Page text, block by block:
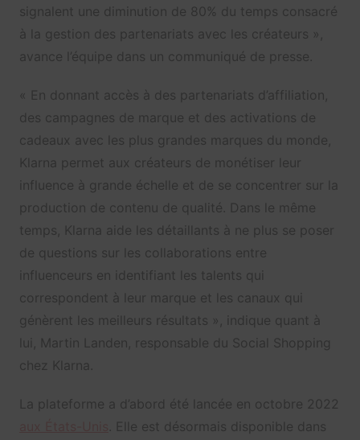
signalent une diminution de 80% du temps consacré
à la gestion des partenariats avec les créateurs »,
avance l’équipe dans un communiqué de presse.
« En donnant accès à des partenariats d’affiliation,
des campagnes de marque et des activations de
cadeaux avec les plus grandes marques du monde,
Klarna permet aux créateurs de monétiser leur
influence à grande échelle et de se concentrer sur la
production de contenu de qualité. Dans le même
temps, Klarna aide les détaillants à ne plus se poser
de questions sur les collaborations entre
influenceurs en identifiant les talents qui
correspondent à leur marque et les canaux qui
génèrent les meilleurs résultats », indique quant à
lui, Martin Landen, responsable du Social Shopping
chez Klarna.
La plateforme a d’abord été lancée en octobre 2022
. Elle est désormais disponible dans